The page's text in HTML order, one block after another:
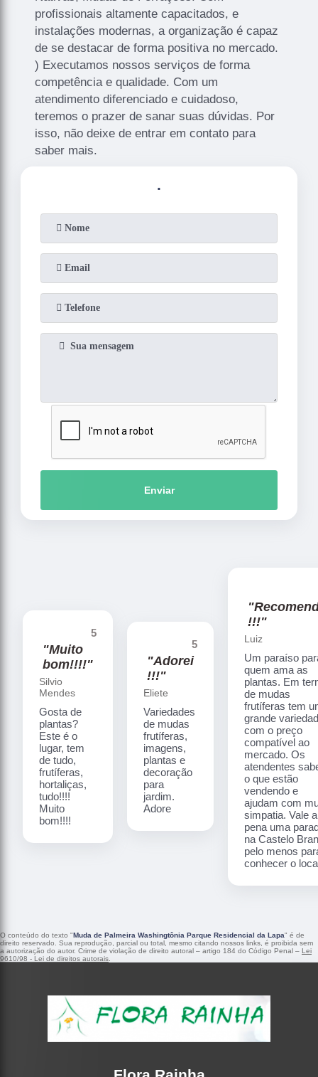
profissionais altamente capacitados, e
instalações modernas, a organização é capaz
de se destacar de forma positiva no mercado.
) Executamos nossos serviços de forma
competência e qualidade. Com um
atendimento diferenciado e cuidadoso,
teremos o prazer de sanar suas dúvidas. Por
isso, não deixe de entrar em contato para
saber mais.
.
Enviar
5
"Muito
bom!!!!"
Silvio
Mendes
Gosta de
plantas?
Este é o
lugar, tem
de tudo,
frutíferas,
hortaliças,
tudo!!!!
Muito
bom!!!!
5
"Adorei
!!!"
Eliete
Variedades
de mudas
frutíferas,
imagens,
plantas e
decoração
para
jardim.
Adore
!!!"
Luiz
Um paraíso
quem ama as
plantas. Em
de mudas
frutíferas tem
grande
com o preço
compatível ao
mercado. Os
atendentes
o que estão
vendendo e
ajudam com
simpatia. Vale a
pena uma
na Castelo
pelo menos
conhecer o
O conteúdo do texto "Muda de Palmeira Washingtônia Parque Residencial da Lapa" é de
direito reservado. Sua reprodução, parcial ou total, mesmo citando nossos links, é proibida sem
a autorização do autor. Crime de violação de direito autoral – artigo 184 do Código Penal – Lei
9610/98 - Lei de direitos autorais